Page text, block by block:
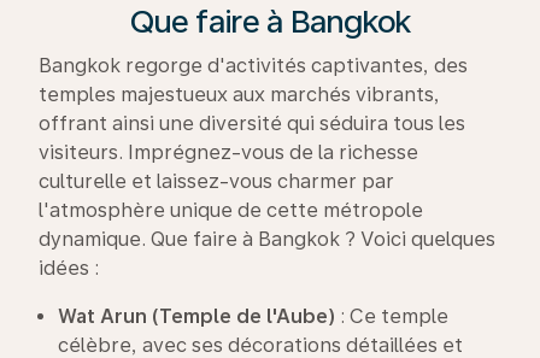
Que faire à Bangkok
Bangkok regorge d'activités captivantes, des
temples majestueux aux marchés vibrants,
offrant ainsi une diversité qui séduira tous les
visiteurs. Imprégnez-vous de la richesse
culturelle et laissez-vous charmer par
l'atmosphère unique de cette métropole
dynamique. Que faire à Bangkok ? Voici quelques
idées :
Wat Arun (Temple de l'Aube) : Ce temple
célèbre, avec ses décorations détaillées et